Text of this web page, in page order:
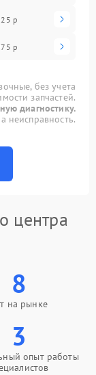
р
р
без учета
запчастей.
диагностику.
неисправность.
центра
8
на рынке
3
опыт работы